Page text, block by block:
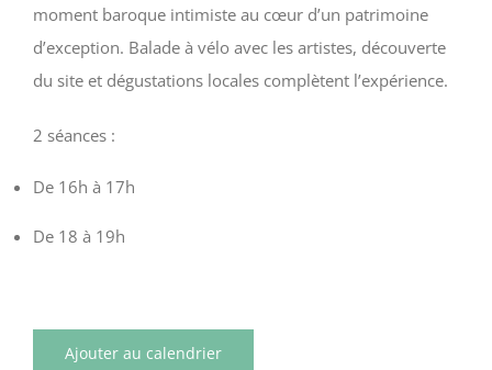
moment baroque intimiste au cœur d’un patrimoine
d’exception. Balade à vélo avec les artistes, découverte
du site et dégustations locales complètent l’expérience.
2 séances :
De 16h à 17h
De 18 à 19h
Ajouter au calendrier